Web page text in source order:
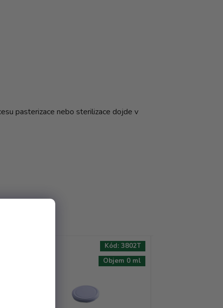
pasterizace nebo sterilizace dojde v
Objem 0 ml
Kód: 3802T